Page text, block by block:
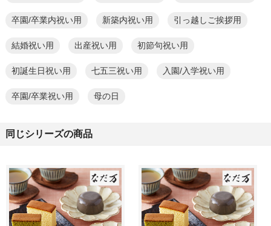
卒園/卒業内祝い用 新築内祝い用 引っ越しご挨拶用
結婚祝い用 出産祝い用 初節句祝い用
初誕生日祝い用 七五三祝い用 入園/入学祝い用
卒園/卒業祝い用 母の日
同じシリーズの商品